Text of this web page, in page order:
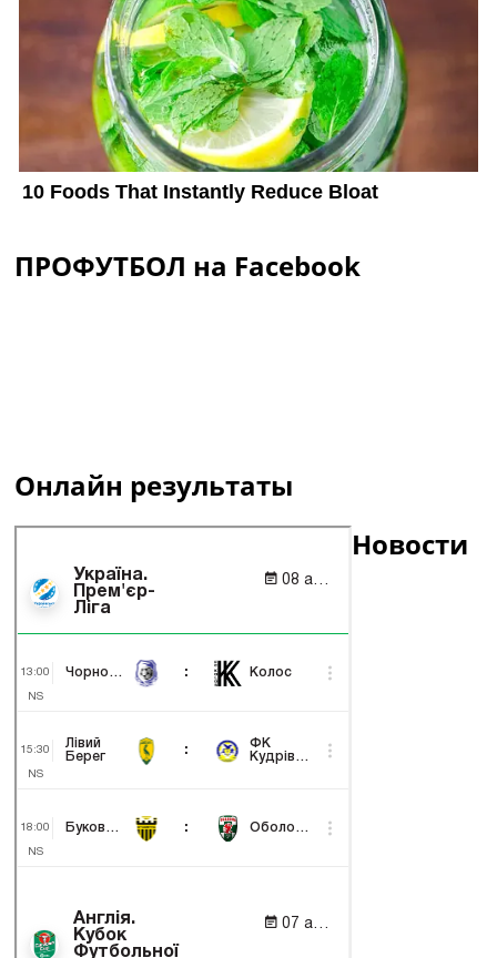
ПРОФУТБОЛ на Facebook
Онлайн результаты
Новости